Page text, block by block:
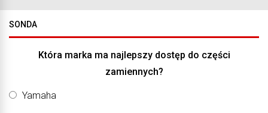
SONDA
Która marka ma najlepszy dostęp do części
zamiennych?
Yamaha